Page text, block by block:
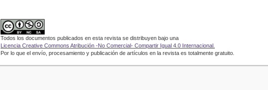
Todos los documentos publicados en esta revista se distribuyen bajo una
Licencia Creative Commons Atribución -No Comercial- Compartir Igual 4.0 Internacional.
Por lo que el envío, procesamiento y publicación de artículos en la revista es totalmente gratuito.